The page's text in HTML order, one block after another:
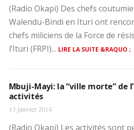
(Radio Okapi) Des chefs
Walendu-Bindi en Ituri ont
chefs miliciens de la Force de
l’Ituri (FRPI)... LIRE LA SUITE &RAQUO ;
Mbuji-Mayi: la “ville morte” de
activités
13 janvier 2014
(Radio Okapi) Les activités sont